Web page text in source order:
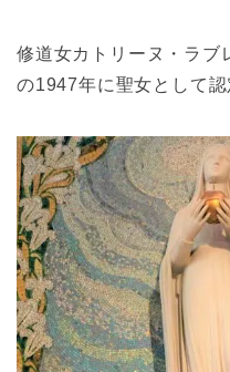
修道女カトリーヌ・ラブ
の1947年に聖女として認